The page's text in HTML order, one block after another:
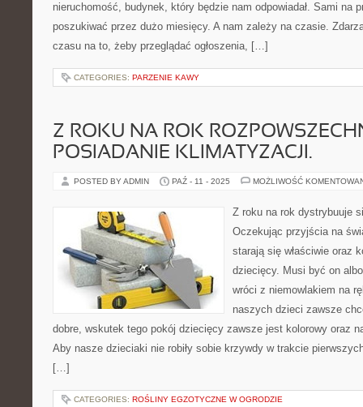
nieruchomość, budynek, który będzie nam odpowiadał. Sami na
poszukiwać przez dużo miesięcy. A nam zależy na czasie.
czasu na to, żeby przeglądać ogłoszenia, […]
CATEGORIES: PARZENIE KAWY
Z ROKU NA ROK
POSIADANIE KLIMATYZACJI.
POSTED BY ADMIN PAŹ - 11 - 2025 MOŻLIWOŚĆ
Z roku na rok dystrybuuje
Oczekując przyjścia na
starają się właściwie oraz
dziecięcy. Musi być on
wróci z niemowlakiem na
naszych dzieci zawsze
dobre, wskutek tego pokój dziecięcy zawsze jest kolorowy oraz
Aby nasze dzieciaki nie robiły sobie krzywdy w trakcie
[…]
CATEGORIES: ROŚLINY EGZOTYCZNE W OGRODZIE